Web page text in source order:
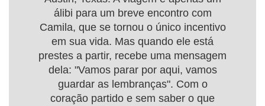
álibi para um breve encontro com
Camila, que se tornou o único incentivo
em sua vida. Mas quando ele está
prestes a partir, recebe uma mensagem
dela: "Vamos parar por aqui, vamos
guardar as lembranças". Com o
coração partido e sem saber o que